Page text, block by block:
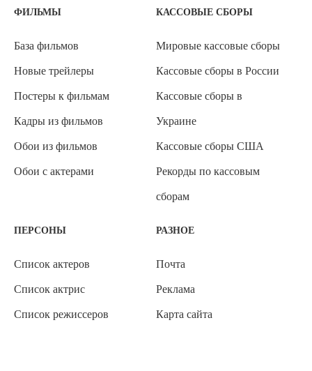
ФИЛЬМЫ
База фильмов
Новые трейлеры
Постеры к фильмам
Кадры из фильмов
Обои из фильмов
Обои с актерами
КАССОВЫЕ СБОРЫ
Мировые кассовые сборы
Кассовые сборы в России
Кассовые сборы в
Украине
Кассовые сборы США
Рекорды по кассовым
сборам
ПЕРСОНЫ
Список актеров
Список актрис
Список режиссеров
РАЗНОЕ
Почта
Реклама
Карта сайта